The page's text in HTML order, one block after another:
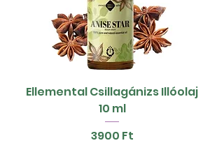
Ellemental Csillagánizs Illóolaj
10 ml
Ár
3900 Ft